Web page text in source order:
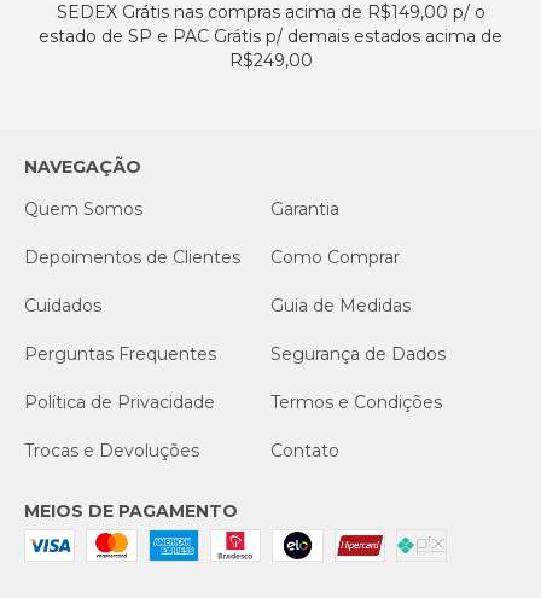
SEDEX Grátis nas compras acima de R$149,00 p/ o
estado de SP e PAC Grátis p/ demais estados acima de
R$249,00
NAVEGAÇÃO
Quem Somos
Garantia
Depoimentos de Clientes Como Comprar
Cuidados Guia de Medidas
Perguntas Frequentes Segurança de Dados
Política de Privacidade Termos e Condições
Trocas e Devoluções Contato
MEIOS DE PAGAMENTO